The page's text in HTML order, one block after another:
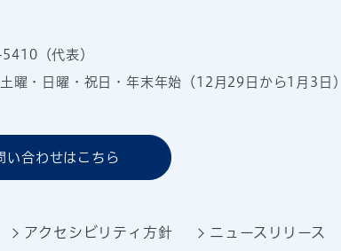
（代表）
曜・日曜・祝日・年末年始（12月29日から1月3日）
い合わせはこちら
アクセシビリティ方針 ニュースリリース